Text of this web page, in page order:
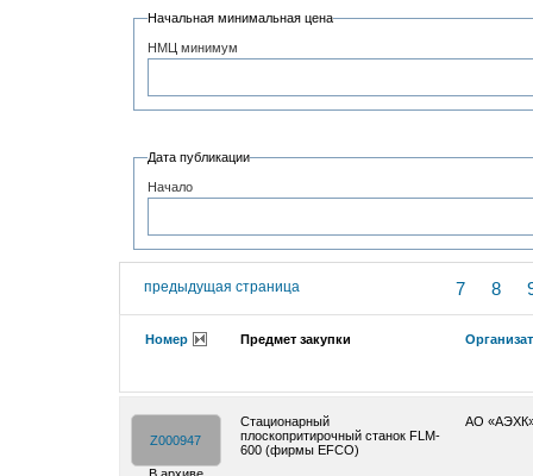
Начальная минимальная цена
НМЦ минимум
Дата публикации
Начало
предыдущая страница 7 8
Номер Предмет закупки
Z000947
Cтационарный
плоскопритирочный станок FLM-
600 (фирмы EFCO)
АО